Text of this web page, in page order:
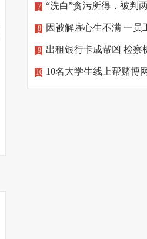
7 “洗白”贪污所得，被判
8 因被解雇心生不满 一员工利用“爬
9 出租银行卡成帮凶 检察机关为何做出
10 10名大学生线上帮赌博网站发广